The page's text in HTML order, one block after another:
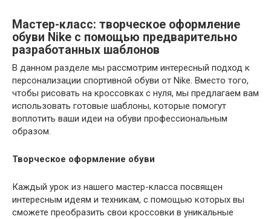
Мастер-класс: творческое оформление
обуви Nike с помощью предварительно
разработанных шаблонов
В данном разделе мы рассмотрим интересный подход к
персонализации спортивной обуви от Nike. Вместо того,
чтобы рисовать на кроссовках с нуля, мы предлагаем вам
использовать готовые шаблоны, которые помогут
воплотить ваши идеи на обуви профессиональным
образом.
Творческое оформление обуви
Каждый урок из нашего мастер-класса посвящен
интересным идеям и техникам, с помощью которых вы
сможете преобразить свои кроссовки в уникальные